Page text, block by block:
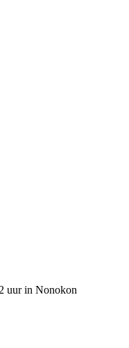
uur in Nonokon